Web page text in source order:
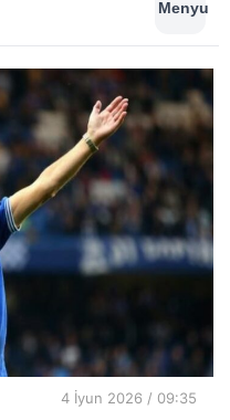
Menyu
4 İyun 2026 / 09:35